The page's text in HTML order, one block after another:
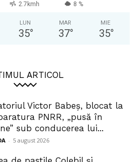
2.7kmh 8 %
LUN
35°
MAR
37°
MIE
35°
ARTICOL
Victor Babeș, blocat la
PNRR, „pusă în
sub conducerea lui...
- 5 august 2026